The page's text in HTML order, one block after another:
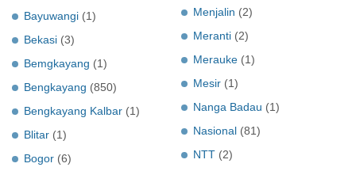
Bayuwangi (1)
Bekasi (3)
Bemgkayang (1)
Bengkayang (850)
Bengkayang Kalbar (1)
Blitar (1)
Bogor (6)
Menjalin (2)
Meranti (2)
Merauke (1)
Mesir (1)
Nanga Badau (1)
Nasional (81)
NTT (2)